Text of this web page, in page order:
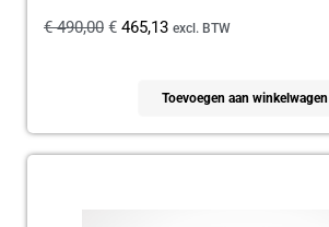
€490,00 € 465,13 excl. BTW
Toevoegen aan winkelwagen